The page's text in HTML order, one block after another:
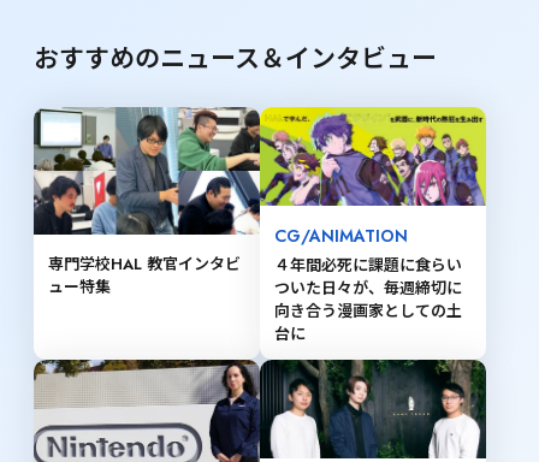
おすすめのニュース＆インタビュー
専門学校HAL 教官インタビ
ュー特集
CG/ANIMATION
４年間必死に課題に食らい
ついた日々が、毎週締切に
向き合う漫画家としての土
台に